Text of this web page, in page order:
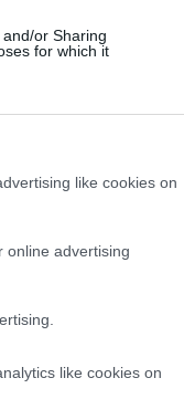
or Sharing
for which it
like cookies on
online advertising
like cookies on
–